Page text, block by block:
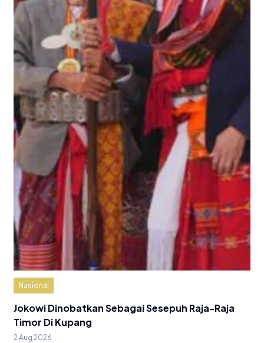
Nasional
Jokowi Dinobatkan Sebagai Sesepuh Raja-Raja
Timor Di Kupang
2 Aug 2026